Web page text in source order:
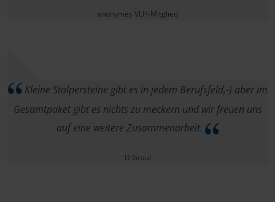
anonymes VLH-Mitglied
Kleine Stolpersteine gibt es in jedem Berufsfeld,-) aber im
Gesamtpaket gibt es nichts zu meckern und wir freuen uns
auf eine weitere Zusammenarbeit.
D.Graul